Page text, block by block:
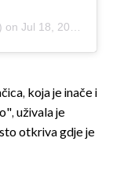
on Jul 18, 2020 at 11:31am PDT
koja je inače i
uživala je
otkriva gdje je